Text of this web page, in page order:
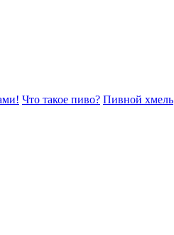
Что такое пиво? Пивной хмель